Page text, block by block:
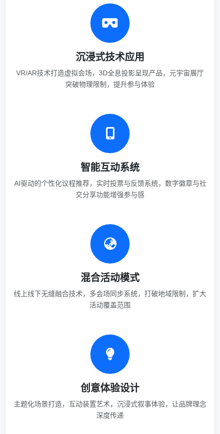
沉浸式技术应用
VR/AR技术打造虚拟会场，3D全息投影呈现产品，元宇宙展厅
突破物理限制，提升参与体验
智能互动系统
AI驱动的个性化议程推荐，实时投票与反馈系统，数字徽章与社
交分享功能增强参与感
混合活动模式
线上线下无缝融合技术，多会场同步系统，打破地域限制，扩大
活动覆盖范围
创意体验设计
主题化场景打造，互动装置艺术，沉浸式叙事体验，让品牌理念
深度传递